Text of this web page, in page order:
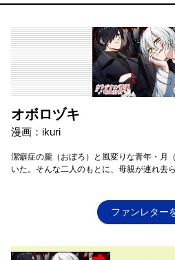
オボロヅキ
漫画：ikuri
潔癖症の朧（おぼろ）と風変りな青年・月
いた。そんな二人のもとに、母親が連れ
ファンレター